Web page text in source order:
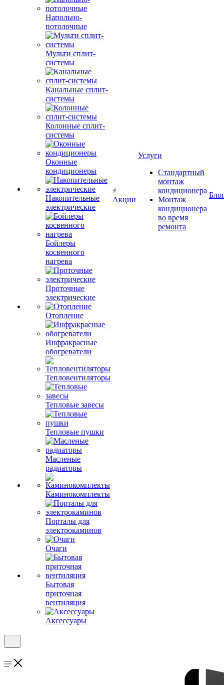
Напольно-
потолочные
Мульти сплит-
системы
Канальные сплит-
системы
Колонные сплит-
системы
Оконные
кондиционеры
Накопительные
электрические
Бойлеры
косвенного
нагрева
Проточные
электрические
Отопление
Инфракрасные
обогреватели
Тепловентиляторы
Тепловые завесы
Тепловые пушки
Масленые
радиаторы
Каминокомплекты
Порталы для
электрокаминов
Очаги
Бытовая
приточная
вентиляция
Аксессуары
Акции
Услуги
Стандартный
монтаж
кондиционера
Монтаж
кондиционера
во время
ремонта